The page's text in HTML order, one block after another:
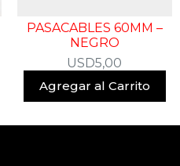
PASACABLES 60MM –
NEGRO
USD5,00
Agregar al Carrito